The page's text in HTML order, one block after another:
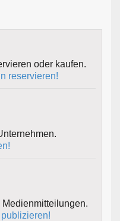
oder kaufen.
reservieren!